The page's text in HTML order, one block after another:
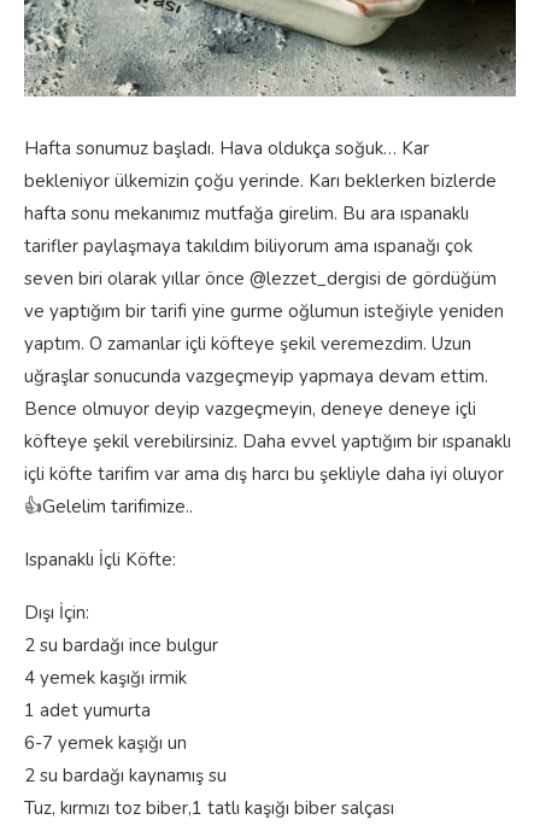
Hafta sonumuz başladı. Hava oldukça soğuk… Kar
bekleniyor ülkemizin çoğu yerinde. Karı beklerken bizlerde
hafta sonu mekanımız mutfağa girelim. Bu ara ıspanaklı
tarifler paylaşmaya takıldım biliyorum ama ıspanağı çok
seven biri olarak yıllar önce @lezzet_dergisi de gördüğüm
ve yaptığım bir tarifi yine gurme oğlumun isteğiyle yeniden
yaptım. O zamanlar içli köfteye şekil veremezdim. Uzun
uğraşlar sonucunda vazgeçmeyip yapmaya devam ettim.
Bence olmuyor deyip vazgeçmeyin, deneye deneye içli
köfteye şekil verebilirsiniz. Daha evvel yaptığım bir ıspanaklı
içli köfte tarifim var ama dış harcı bu şekliyle daha iyi oluyor
👍Gelelim tarifimize..
Ispanaklı İçli Köfte:
Dışı İçin:
2 su bardağı ince bulgur
4 yemek kaşığı irmik
1 adet yumurta
6-7 yemek kaşığı un
2 su bardağı kaynamış su
Tuz, kırmızı toz biber,1 tatlı kaşığı biber salçası